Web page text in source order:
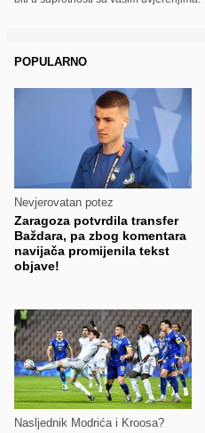
POPULARNO
Nevjerovatan potez
Zaragoza potvrdila transfer
Baždara, pa zbog komentara
navijača promijenila tekst
objave!
Nasljednik Modrića i Kroosa?